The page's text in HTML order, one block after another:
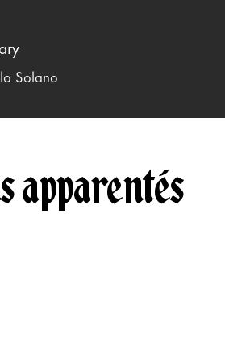
Solano
apparentés